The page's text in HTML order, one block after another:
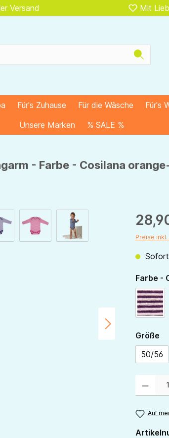
Versand Mit
Für's Zuhause Für die Wäsche Für's
Unsere Marken
% SALE %
- Farbe - Cosilana
Preise
Farbe -
Größe
50/56
Auf